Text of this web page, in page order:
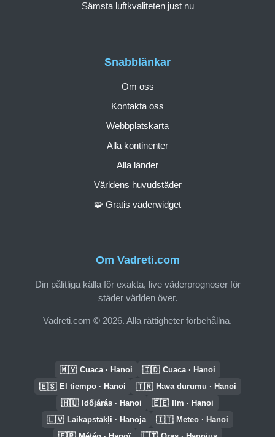
Om Vadreti.com
Din pålitliga källa för exakta, live väderprognoser för
städer världen över.
Vadreti.com © 2026. Alla rättigheter förbehållna.
Snabblänkar
Om oss
Kontakta oss
Webbplatskarta
Alla kontinenter
Alla länder
Världens huvudstäder
🧩 Gratis väderwidget
Sämsta luftkvaliteten just nu
🇲🇾 Cuaca · Hanoi 🇮🇩 Cuaca · Hanoi
🇪🇸 El tiempo · Hanoi 🇹🇷 Hava durumu · Hanoi
🇭🇺 Időjárás · Hanoi 🇪🇪 Ilm · Hanoi
🇱🇻 Laikapstākļi · Hanoja 🇮🇹 Meteo · Hanoi